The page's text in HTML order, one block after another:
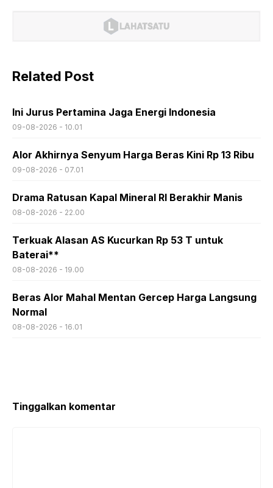
Related Post
Ini Jurus Pertamina Jaga Energi Indonesia
09-08-2026 - 10.01
Alor Akhirnya Senyum Harga Beras Kini Rp 13 Ribu
09-08-2026 - 07.01
Drama Ratusan Kapal Mineral RI Berakhir Manis
08-08-2026 - 22.00
Terkuak Alasan AS Kucurkan Rp 53 T untuk
Baterai**
08-08-2026 - 19.00
Beras Alor Mahal Mentan Gercep Harga Langsung
Normal
08-08-2026 - 16.01
Tinggalkan komentar